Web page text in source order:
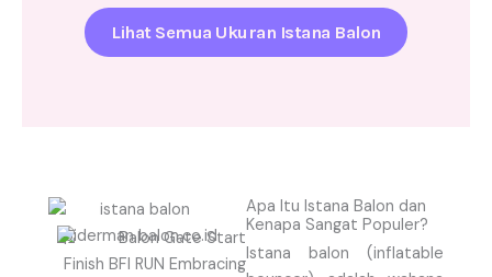
Lihat Semua Ukuran Istana Balon
Apa Itu Istana Balon dan
Kenapa Sangat Populer?
Istana balon (inflatable